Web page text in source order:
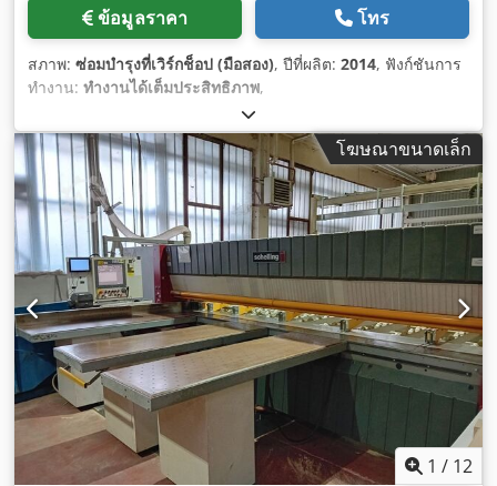
ข้อมูลราคา โทร
สภาพ: ซ่อมบำรุงที่เวิร์กช็อป (มือสอง), ปีที่ผลิต: 2014, ฟังก์ชันการ
ทำงาน: ทำงานได้เต็มประสิทธิภาพ,
โฆษณาขนาดเล็ก
1 / 12